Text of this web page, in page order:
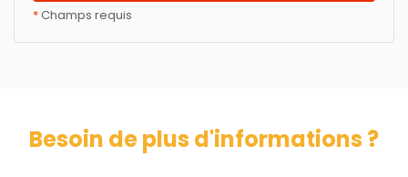
*Champs requis
Besoin de plus d'informations ?